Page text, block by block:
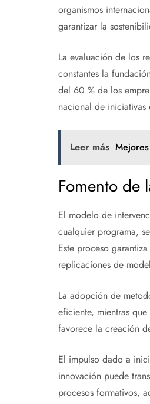
organismos
garantizar la
La evaluación de los
constantes la
del 60 % de los
nacional de iniciativas
Leer más
Fomento de
El modelo de
cualquier programa,
Este proceso
replicaciones de
La adopción de
eficiente, mientras
favorece la creación
El impulso dado a
innovación puede
procesos formativos,